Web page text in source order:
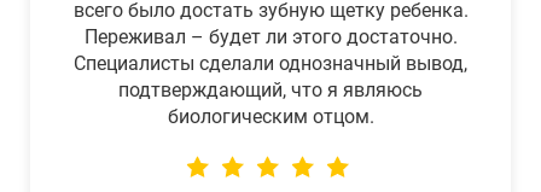
всего было достать зубную щетку ребенка.
Переживал – будет ли этого достаточно.
Специалисты сделали однозначный вывод,
подтверждающий, что я являюсь
биологическим отцом.